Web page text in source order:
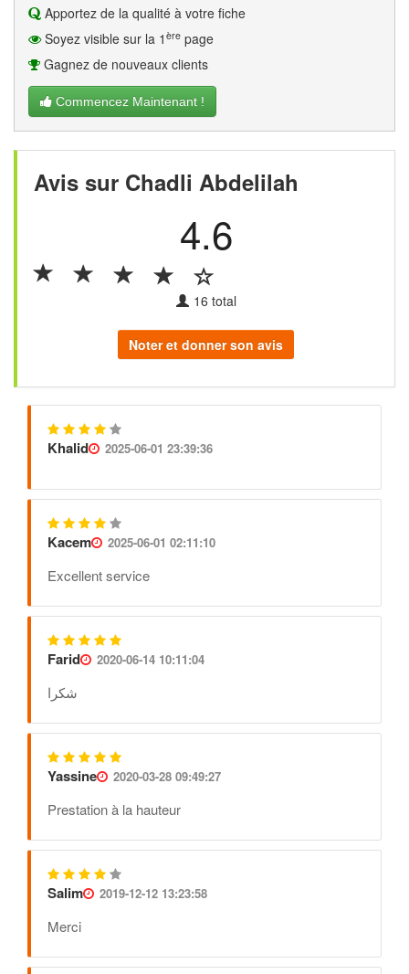
Apportez de la qualité à votre fiche
Soyez visible sur la 1 ère page
Gagnez de nouveaux clients
Commencez Maintenant !
Avis sur Chadli Abdelilah
4.6
16 total
Noter et donner son avis
Khalid 2025-06-01 23:39:36
Kacem 2025-06-01 02:11:10
Excellent service
Farid 2020-06-14 10:11:04
شكرا
Yassine 2020-03-28 09:49:27
Prestation à la hauteur
Salim 2019-12-12 13:23:58
Merci